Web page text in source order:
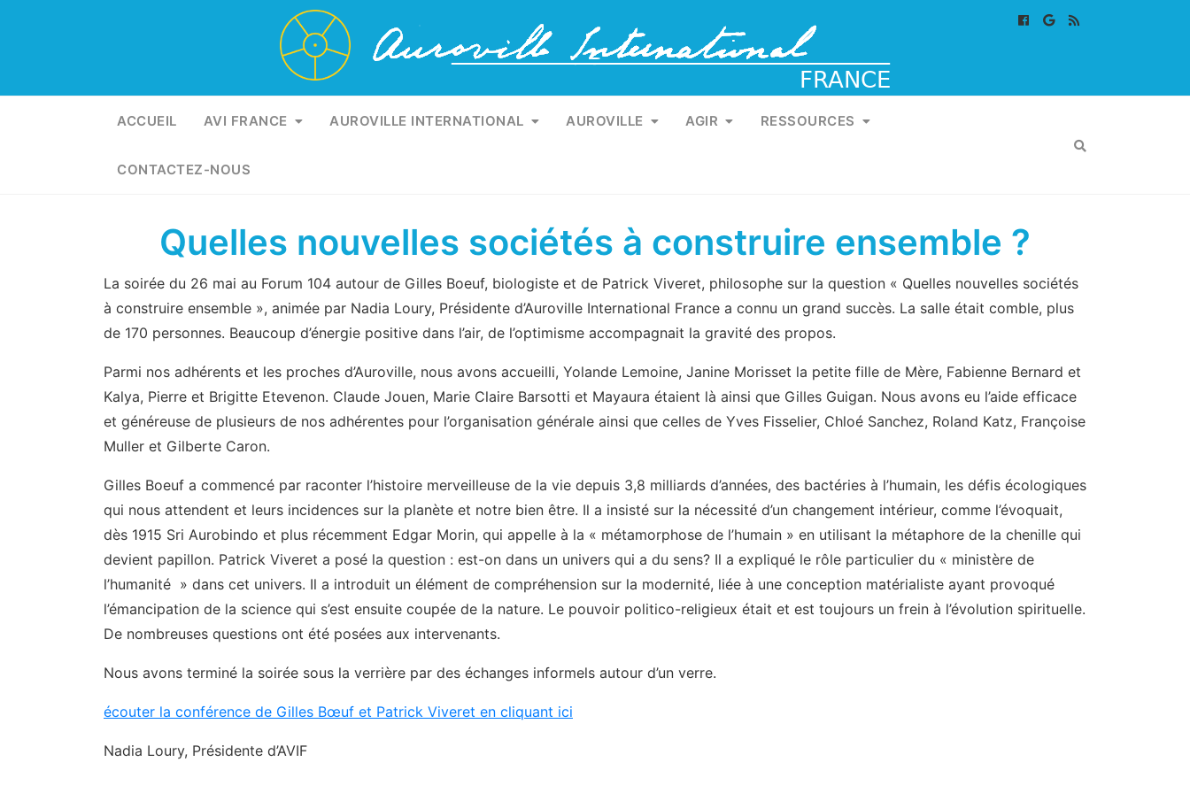
1
ACCUEIL AVI FRANCE AUROVILLE INTERNATIONAL AUROVILLE AGIR RESSOURCES
CONTACTEZ-NOUS
Quelles nouvelles sociétés à construire ensemble ?
La soirée du 26 mai au Forum 104 autour de Gilles Boeuf, biologiste et de Patrick Viveret, philosophe sur la question « Quelles nouvelles sociétés
à construire ensemble », animée par Nadia Loury, Présidente d’Auroville International France a connu un grand succès. La salle était comble, plus
de 170 personnes. Beaucoup d’énergie positive dans l’air, de l’optimisme accompagnait la gravité des propos.
Parmi nos adhérents et les proches d’Auroville, nous avons accueilli, Yolande Lemoine, Janine Morisset la petite fille de Mère, Fabienne Bernard et
Kalya, Pierre et Brigitte Etevenon. Claude Jouen, Marie Claire Barsotti et Mayaura étaient là ainsi que Gilles Guigan. Nous avons eu l’aide efficace
et généreuse de plusieurs de nos adhérentes pour l’organisation générale ainsi que celles de Yves Fisselier, Chloé Sanchez, Roland Katz, Françoise
Muller et Gilberte Caron.
Gilles Boeuf a commencé par raconter l’histoire merveilleuse de la vie depuis 3,8 milliards d’années, des bactéries à l’humain, les défis écologiques
qui nous attendent et leurs incidences sur la planète et notre bien être. Il a insisté sur la nécessité d’un changement intérieur, comme l’évoquait,
dès 1915 Sri Aurobindo et plus récemment Edgar Morin, qui appelle à la « métamorphose de l’humain » en utilisant la métaphore de la chenille qui
devient papillon. Patrick Viveret a posé la question : est-on dans un univers qui a du sens? Il a expliqué le rôle particulier du « ministère de
l’humanité » dans cet univers. Il a introduit un élément de compréhension sur la modernité, liée à une conception matérialiste ayant provoqué
l’émancipation de la science qui s’est ensuite coupée de la nature. Le pouvoir politico-religieux était et est toujours un frein à l’évolution spirituelle.
De nombreuses questions ont été posées aux intervenants.
Nous avons terminé la soirée sous la verrière par des échanges informels autour d’un verre.
écouter la conférence de Gilles Bœuf et Patrick Viveret en cliquant ici
Nadia Loury, Présidente d’AVIF